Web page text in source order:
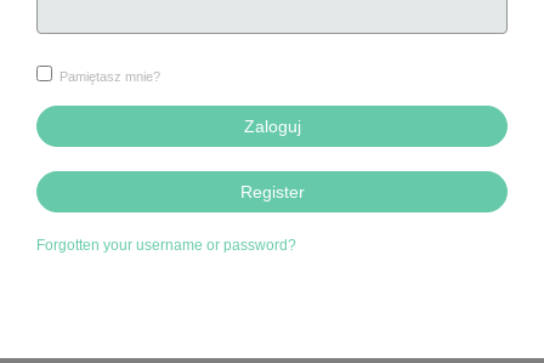
Pamiętasz mnie?
Zaloguj
Register
Forgotten your username or password?